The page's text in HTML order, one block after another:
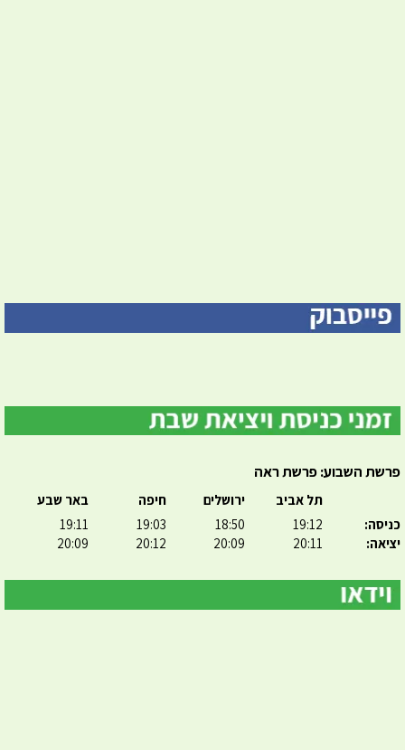
פרשת השבוע: פרשת ראה
כניסה:
יציאה:
תל אביב
19:12
20:11
ירושלים
18:50
20:09
חיפה
19:03
20:12
באר שבע
19:11
20:09